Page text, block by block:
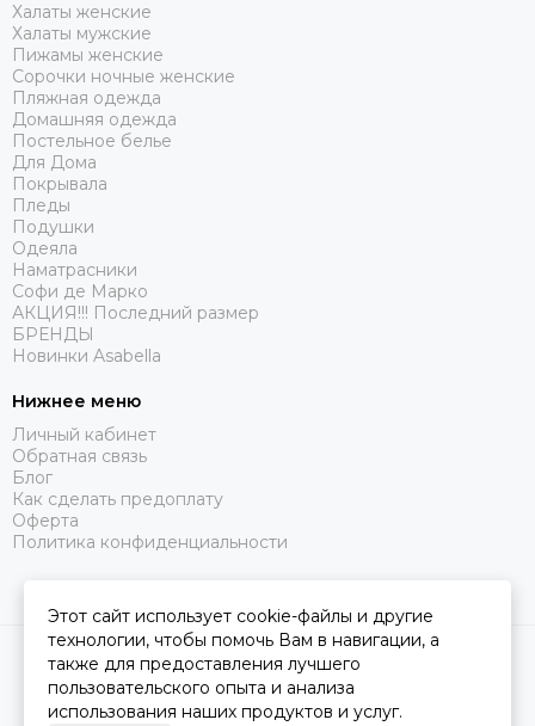
Халаты женские
Халаты мужские
Пижамы женские
Сорочки ночные женские
Пляжная одежда
Домашняя одежда
Постельное белье
Для Дома
Покрывала
Пледы
Подушки
Одеяла
Наматрасники
Софи де Марко
АКЦИЯ!!! Последний размер
БРЕНДЫ
Новинки Asabella
Нижнее меню
Личный кабинет
Обратная связь
Блог
Как сделать предоплату
Оферта
Политика конфиденциальности
2026 © Царство Сна.Карта сайта
Этот сайт использует cookie-файлы и другие
технологии, чтобы помочь Вам в навигации, а
также для предоставления лучшего
пользовательского опыта и анализа
использования наших продуктов и услуг.